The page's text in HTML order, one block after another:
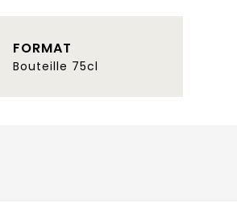
FORMAT
Bouteille 75cl